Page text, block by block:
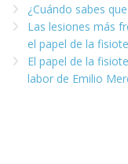
¿Cuándo sabes
Las lesiones más
el papel de la
El papel de la
labor de Emilio